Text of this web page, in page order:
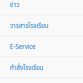
ข่าว
วารสารโรงเรียน
E-Service
คำสั่งโรงเรียน